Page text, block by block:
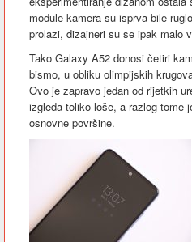
module kamera su isprva bile
prolazi, dizajneri su se ipak malo
Tako Galaxy A52 donosi četiri
bismo, u obliku olimpijskih
Ovo je zapravo jedan od rijetkih
izgleda toliko loše, a razlog tome
osnovne površine.